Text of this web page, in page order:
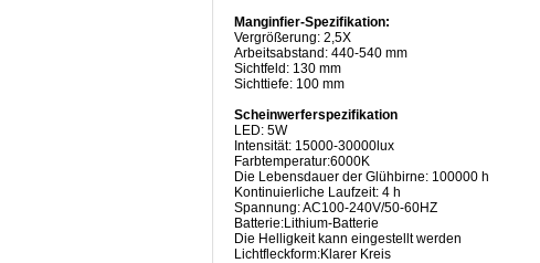
Manginfier-Spezifikation:
Vergrößerung: 2,5X
Arbeitsabstand: 440-540 mm
Sichtfeld: 130 mm
Sichttiefe: 100 mm
Scheinwerferspezifikation
LED: 5W
Intensität: 15000-30000lux
Farbtemperatur:6000K
Die Lebensdauer der Glühbirne: 100000 h
Kontinuierliche Laufzeit: 4 h
Spannung: AC100-240V/50-60HZ
Batterie:Lithium-Batterie
Die Helligkeit kann eingestellt werden
Lichtfleckform:Klarer Kreis